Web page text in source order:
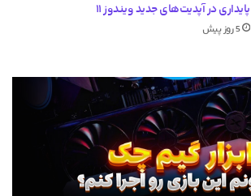
پایداری در آپدیت‌های جدید ویندوز ۱۱
5 روز پیش